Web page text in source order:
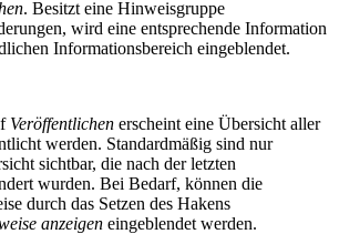
. Besitzt eine Hinweisgruppe
wird eine entsprechende Information
Informationsbereich eingeblendet.
Veröffentlichen erscheint eine Übersicht aller
werden. Standardmäßig sind nur
sichtbar, die nach der letzten
wurden. Bei Bedarf, können die
durch das Setzen des Hakens
anzeigen eingeblendet werden.